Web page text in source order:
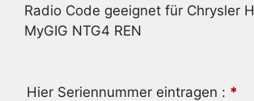
Radio Code geeignet für Chrysler
MyGIG NTG4 REN
Hier Seriennummer eintragen : *